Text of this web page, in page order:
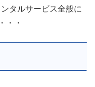
タルサービス全般に
・・